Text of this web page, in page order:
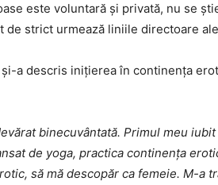
este voluntară și privată, nu se
de strict urmează liniile directoare
și-a descris inițierea în continența
binecuvântată. Primul meu
de yoga, practica continența
să mă descopăr ca femeie. M-a